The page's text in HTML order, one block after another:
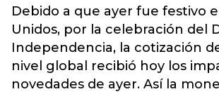
Debido a que ayer fue festivo
Unidos, por la celebración del
Independencia, la cotización
nivel global recibió hoy los
novedades de ayer. Así la